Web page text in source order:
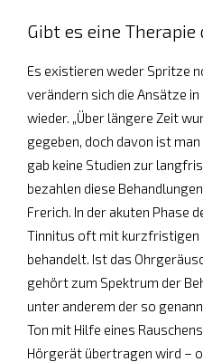
Gibt es eine Therapie
Es existieren weder Spritze
verändern sich die Ansätze
wieder. „Über längere Zeit
gegeben, doch davon ist
gab keine Studien zur
bezahlen diese
Frerich. In der akuten Phase
Tinnitus oft mit kurzfristigen
behandelt. Ist das
gehört zum Spektrum der
unter anderem der so
Ton mit Hilfe eines
Hörgerät übertragen wird –